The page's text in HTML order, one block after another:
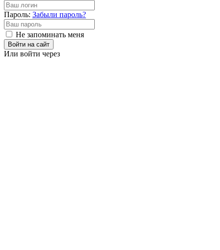
Пароль: Забыли пароль?
Не запоминать меня
Войти на сайт
Или войти через